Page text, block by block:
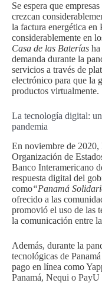
Se espera que
crezcan
la factura energética en
considerablemente en
Casa de las Baterías
demanda durante la
servicios a través de
electrónico para que la
productos virtualmente.
La tecnología digital:
pandemia
En noviembre de 2020,
Organización de
Banco Interamericano
respuesta digital del
como“Panamá
ofrecido a las
promovió el uso de las
la comunicación entre
Además, durante la
tecnológicas de
pago en línea como
Panamá, Nequi o PayU